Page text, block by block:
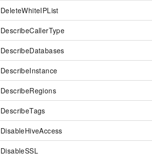
DeleteWhiteIPList
DescribeCallerType
DescribeDatabases
DescribeInstance
DescribeRegions
DescribeTags
DisableHiveAccess
DisableSSL